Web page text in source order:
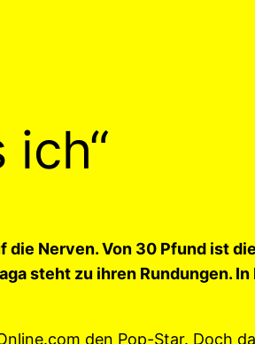
Nerven. Von 30 Pfund ist
steht zu ihren Rundungen.
den Pop-Star. Doch